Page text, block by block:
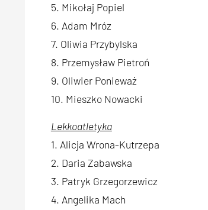
5. Mikołaj Popiel
6. Adam Mróz
7. Oliwia Przybylska
8. Przemysław Pietroń
9. Oliwier Ponieważ
10. Mieszko Nowacki
Lekkoatletyka
1. Alicja Wrona-Kutrzepa
2. Daria Zabawska
3. Patryk Grzegorzewicz
4. Angelika Mach